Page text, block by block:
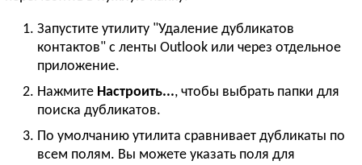
Запустите утилиту "Удаление дубликатов
контактов" с ленты Outlook или через отдельное
приложение.
Нажмите Настроить..., чтобы выбрать папки для
поиска дубликатов.
По умолчанию утилита сравнивает дубликаты по
всем полям. Вы можете указать поля для